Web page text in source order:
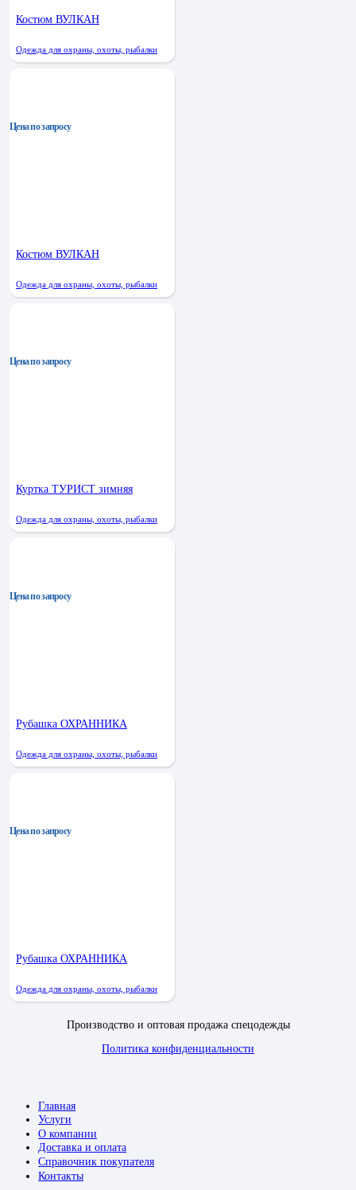
Костюм ВУЛКАН
Одежда для охраны, охоты, рыбалки
Костюм ВУЛКАН
Одежда для охраны, охоты, рыбалки
Цена по запросу
Куртка ТУРИСТ зимняя
Одежда для охраны, охоты, рыбалки
Цена по запросу
Рубашка ОХРАННИКА
Одежда для охраны, охоты, рыбалки
Цена по запросу
Рубашка ОХРАННИКА
Одежда для охраны, охоты, рыбалки
Цена по запросу
Производство и оптовая продажа спецодежды
Политика конфиденциальности
Главная
Услуги
О компании
Доставка и оплата
Справочник покупателя
Контакты